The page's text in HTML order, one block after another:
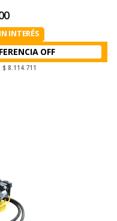
INTERÉS
$ 8.114.711